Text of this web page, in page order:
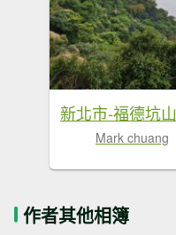
新北市-福德坑山
Mark chuang
作者其他相簿